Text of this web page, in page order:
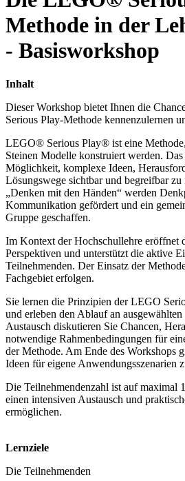
Methode in der
- Basisworkshop
Inhalt
Dieser Workshop bietet Ihnen die
Serious Play-Methode kennenzulernen
LEGO® Serious Play® ist eine
Steinen Modelle konstruiert werden.
Möglichkeit, komplexe Ideen,
Lösungswege sichtbar und begreifbar zu
„Denken mit den Händen“ werden
Kommunikation gefördert und ein
Gruppe geschaffen.
Im Kontext der Hochschullehre eröffnet
Perspektiven und unterstützt die aktive
Teilnehmenden. Der Einsatz der
Fachgebiet erfolgen.
Sie lernen die Prinzipien der LEGO
und erleben den Ablauf an
Austausch diskutieren Sie Chancen,
notwendige Rahmenbedingungen für
der Methode. Am Ende des Workshops
Ideen für eigene Anwendungsszenarien
Die Teilnehmendenzahl ist auf maximal
einen intensiven Austausch und
ermöglichen.
Lernziele
Die Teilnehmenden